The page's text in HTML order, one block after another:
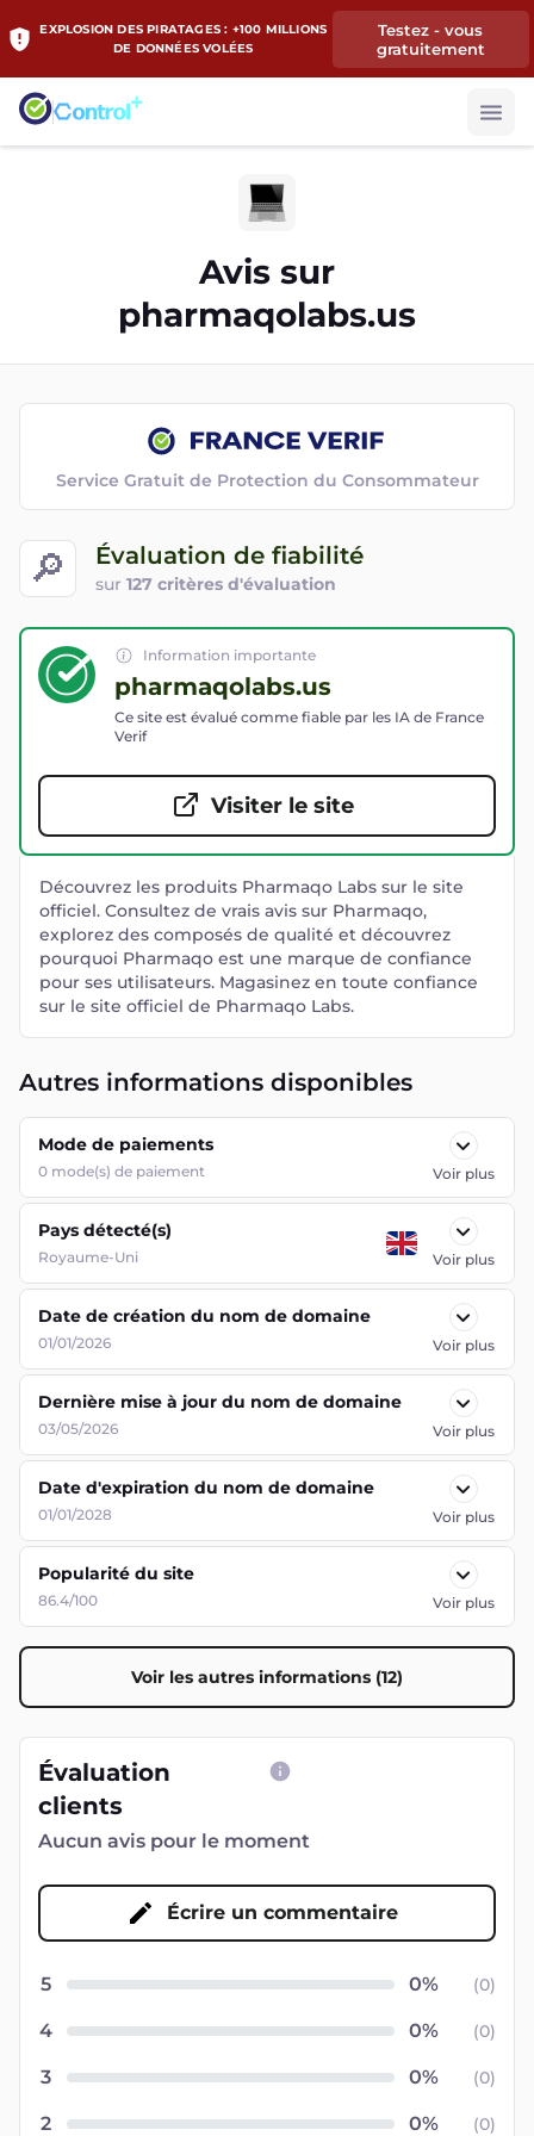
EXPLOSION DES PIRATAGES : +100 MILLIONS
DE DONNÉES VOLÉES
Testez - vous
gratuitement
Avis sur
pharmaqolabs.us
🔎 Évaluation de fiabilité
sur 127 critères d'évaluation
Service Gratuit de Protection du Consommateur
Information importante
pharmaqolabs.us
Ce site est évalué comme fiable par les IA de France
Verif
Visiter le site
Découvrez les produits Pharmaqo Labs sur le site
officiel. Consultez de vrais avis sur Pharmaqo,
explorez des composés de qualité et découvrez
pourquoi Pharmaqo est une marque de confiance
pour ses utilisateurs. Magasinez en toute confiance
sur le site officiel de Pharmaqo Labs.
Autres informations disponibles
Mode de paiements
0 mode(s) de paiement Voir plus
Pays détecté(s)
Royaume-Uni Voir plus
Date de création du nom de domaine
01/01/2026 Voir plus
Dernière mise à jour du nom de domaine
03/05/2026 Voir plus
Date d'expiration du nom de domaine
01/01/2028 Voir plus
Popularité du site
86.4/100 Voir plus
Voir les autres informations (12)
Évaluation
clients
Aucun avis pour le moment
Écrire un commentaire
5 (0)
4 (0)
3 (0)
2 (0)